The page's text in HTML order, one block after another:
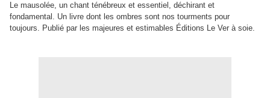
Le mausolée, un chant ténébreux et essentiel, déchirant et
fondamental. Un livre dont les ombres sont nos tourments pour
toujours. Publié par les majeures et estimables Éditions Le Ver à soie.